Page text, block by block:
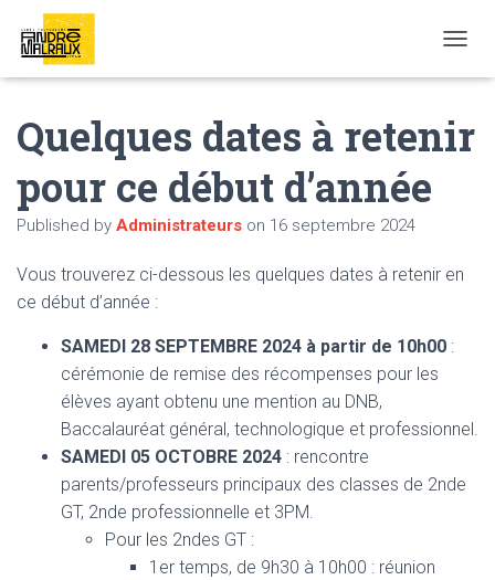
Quelques dates à retenir
pour ce début d’année
Published by Administrateurs on 16 septembre 2024
Vous trouverez ci-dessous les quelques dates à retenir en
ce début d’année :
SAMEDI 28 SEPTEMBRE 2024 à partir de 10h00 :
cérémonie de remise des récompenses pour les
élèves ayant obtenu une mention au DNB,
Baccalauréat général, technologique et professionnel.
SAMEDI 05 OCTOBRE 2024 : rencontre
parents/professeurs principaux des classes de 2nde
GT, 2nde professionnelle et 3PM.
Pour les 2ndes GT :
1er temps, de 9h30 à 10h00 : réunion